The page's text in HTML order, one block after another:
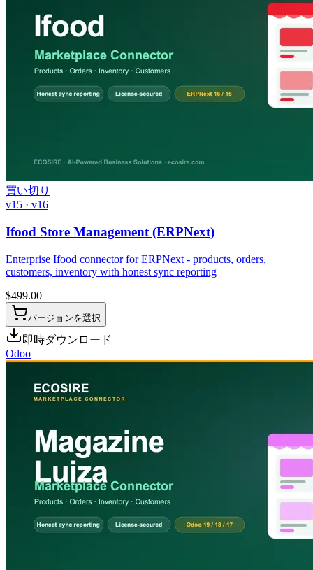
買い切り
v15 · v16
Ifood Store Management (ERPNext)
Enterprise Ifood connector for ERPNext - products, orders,
customers, inventory with honest sync reporting
$499.00
バージョンを選択
即時ダウンロード
Odoo